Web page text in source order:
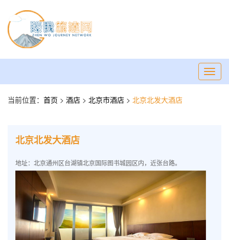
当前位置： 首页 > 酒店 > 北京市酒店 > 北京北发大酒店
北京北发大酒店
地址：北京通州区台湖镇北京国际图书城园区内，近张台路。